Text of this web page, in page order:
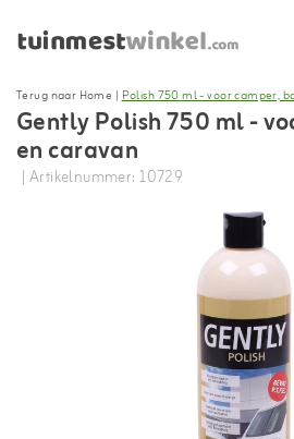
Terug naar Home |Polish 750 ml - voor camper,
Gently Polish 750 ml -
en caravan
| Artikelnummer: 10729